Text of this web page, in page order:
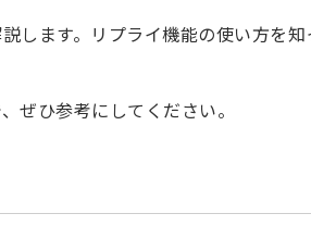
します。リプライ機能の使い方を
ぜひ参考にしてください。